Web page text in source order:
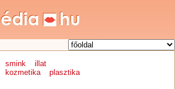
smink
illat
kozmetika
plasztika